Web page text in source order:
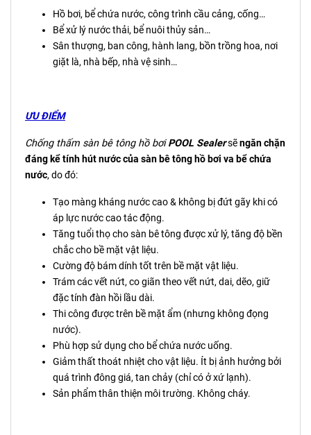
Hồ bơi, bể chứa nước, công trình cầu cảng, cống…
Bể xử lý nước thải, bể nuôi thủy sản…
Sân thượng, ban công, hành lang, bồn trồng hoa, nơi
giặt là, nhà bếp, nhà vệ sinh…
ƯU ĐIỂM
Chống thấm sàn bê tông hồ bơiPOOL Sealersẽngăn chặn
đáng kể tính hút nước của sàn bê tông hồ bơi va bể chứa
nước, do đó:
Tạo màng kháng nước cao & không bị đứt gãy khi có
áp lực nước cao tác động.
Tăng tuổi thọ cho sàn bê tông được xử lý, tăng độ bền
chắc cho bề mặt vật liệu.
Cường độ bám dính tốt trên bề mặt vật liệu.
Trám các vết nứt, co giãn theo vết nứt, dai, dẽo, giữ
đặc tính đàn hồi lầu dài.
Thi công được trên bề mặt ẩm (nhưng không đọng
nước).
Phù hợp sử dụng cho bể chứa nước uống.
Giảm thất thoát nhiệt cho vật liệu. Ít bị ảnh hưởng bởi
quá trình đông giá, tan chảy (chỉ có ở xứ lạnh).
Sản phẩm thân thiện môi trường. Không cháy.